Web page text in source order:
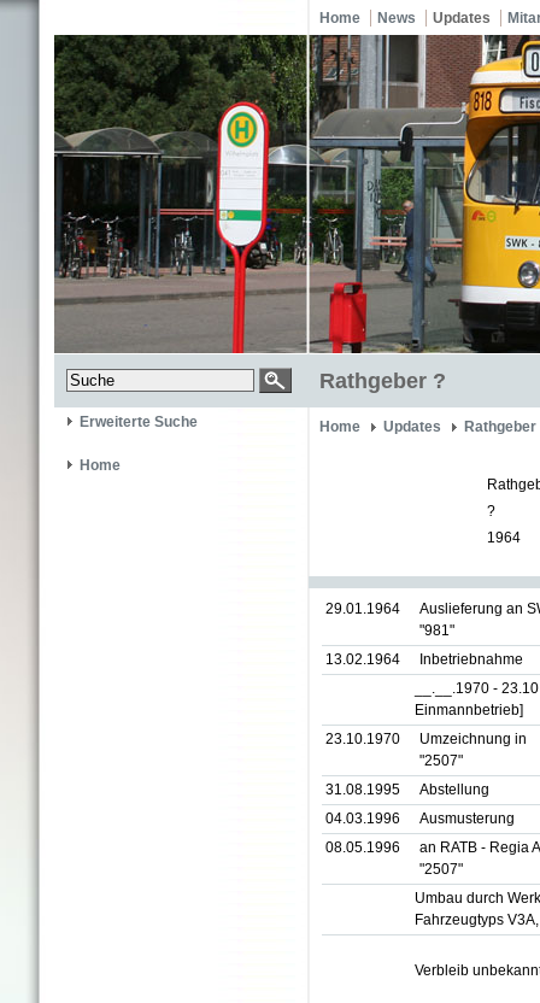
Home News Updates
Rathgeber ?
Erweiterte Suche
Home
Home Updates Rathgeber
?
1964
29.01.1964
Auslieferung an
"981"
13.02.1964
Inbetriebnahme
__.__.1970 -
Einmannbetrieb]
23.10.1970
Umzeichnung in
"2507"
31.08.1995
Abstellung
04.03.1996
Ausmusterung
08.05.1996
an RATB - Regia
"2507"
Umbau durch
Fahrzeugtyps
Verbleib